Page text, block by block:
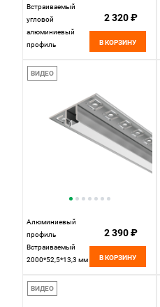
Встраиваемый
угловой
алюминиевый
профиль
(внутренний угол)
для светодиодной
Elektrostandard
2 320 ₽
В КОРЗИНУ
ВИДЕО
Алюминиевый
профиль
Встраиваемый
2000*52,5*13,3 мм
ленты Maytoni Led
strip Черный ALM-
2 390 ₽
В КОРЗИНУ
ВИДЕО